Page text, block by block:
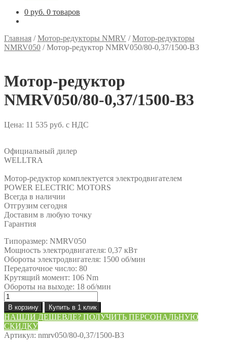
0 руб. 0 товаров
Главная /Мотор-редукторы NMRV /Мотор-редукторы
NMRV050 /Мотор-редуктор NMRV050/80-0,37/1500-B3
Мотор-редуктор
NMRV050/80-0,37/1500-B3
Цена: 11 535 руб. с НДС
Официальный дилер
WELLTRA
Мотор-редуктор комплектуется электродвигателем
POWER ELECTRIC MOTORS
Всегда в наличии
Отгрузим сегодня
Доставим в любую точку
Гарантия
Типоразмер: NMRV050
Мощность электродвигателя: 0,37 кВт
Обороты электродвигателя: 1500 об/мин
Передаточное число: 80
Крутящий момент: 106 Nm
Обороты на выходе: 18 об/мин
Количество
товара
Мотор-
редуктор
NMRV050/80-
0,37/1500-
В корзину Купить в 1 клик
НАШЛИ ДЕШЕВЛЕ? ПОЛУЧИТЬ ПЕРСОНАЛЬНУЮ
СКИДКУ
Артикул: nmrv050/80-0,37/1500-B3